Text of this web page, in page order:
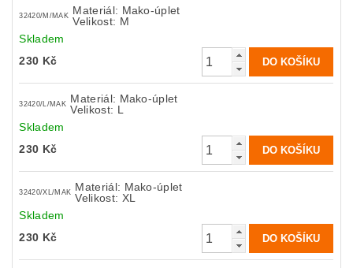
32420/M/MAK
Materiál: Mako-úplet
Velikost: M
Skladem
230 Kč
32420/L/MAK
Materiál: Mako-úplet
Velikost: L
Skladem
230 Kč
32420/XL/MAK Materiál: Mako-úplet
Velikost: XL
Skladem
230 Kč